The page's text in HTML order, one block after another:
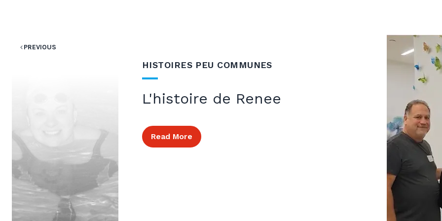
PREVIOUS
HISTOIRES PEU COMMUNES
L'histoire de Renee
Read More